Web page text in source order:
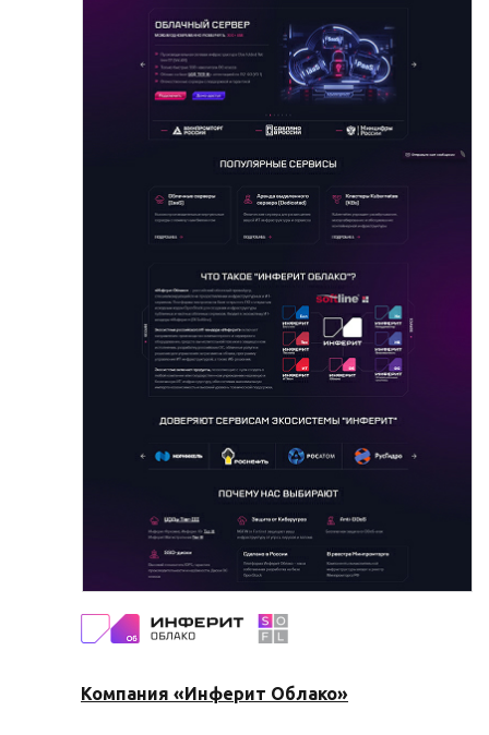
Компания «Инферит Облако»